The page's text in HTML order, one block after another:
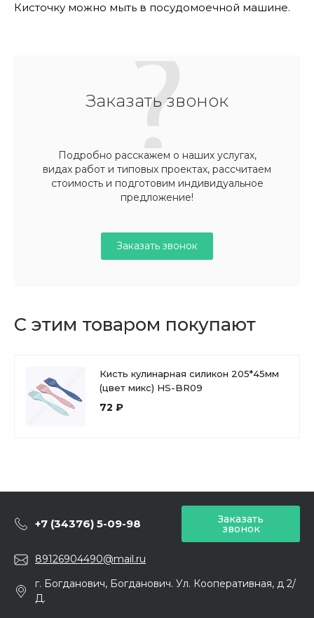
Кисточку можно мыть в посудомоечной машине.
Заказать звонок
Подробно расскажем о наших услугах,
видах работ и типовых проектах, рассчитаем
стоимость и подготовим индивидуальное
предложение!
Заказать звонок
С этим товаром покупают
Кисть кулинарная силикон 205*45мм
(цвет микс) HS-BR09
72 ₽
+7 (34376) 5-09-98 Заказать
звонок
89126904490@mail.ru
г. Богданович, Богданович. Ул. Кооперативная, д 2/
Д.